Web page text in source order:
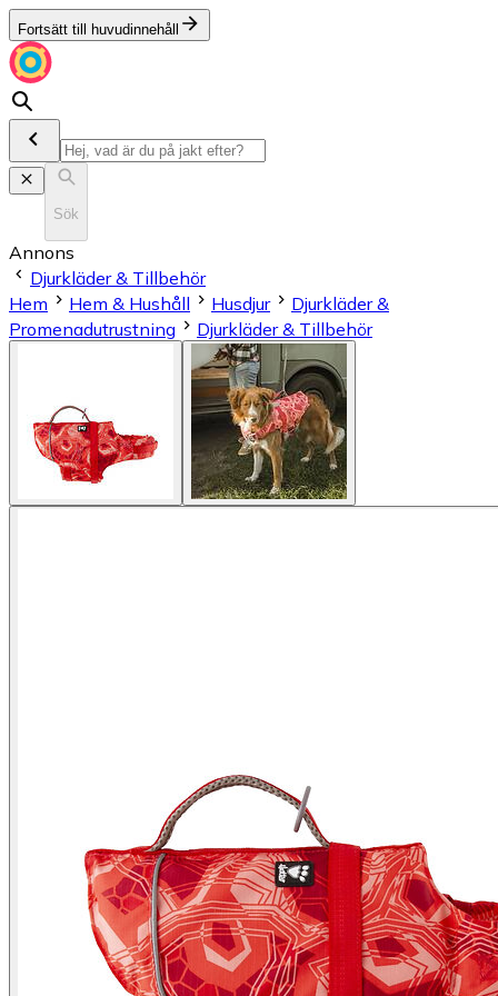
Fortsätt till huvudinnehåll
Sök
Annons
Djurkläder & Tillbehör
Hem
Hem & Hushåll Husdjur
Djurkläder &
Promenadutrustning
Djurkläder & Tillbehör